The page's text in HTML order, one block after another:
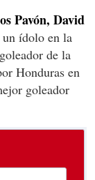
Pavón, David
ídolo en la
de la
Honduras en
goleador